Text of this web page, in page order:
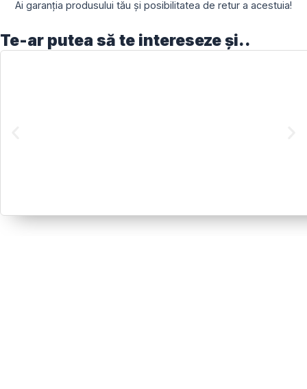
Ai garanția produsului tău și posibilitatea de retur a acestuia!
Te-ar putea să te intereseze și..